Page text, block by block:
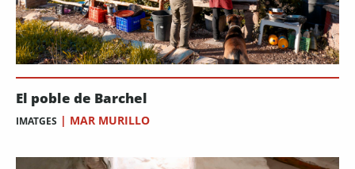
El poble de Barchel
IMATGES | MAR MURILLO